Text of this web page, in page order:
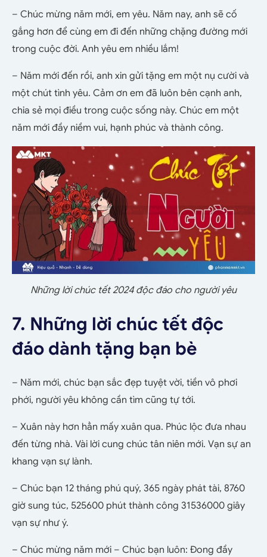
– Chúc mừng năm mới, em yêu. Năm nay, anh sẽ cố
gắng hơn để cùng em đi đến những chặng đường mới
trong cuộc đời. Anh yêu em nhiều lắm!
– Năm mới đến rồi, anh xin gửi tặng em một nụ cười và
một chút tình yêu. Cảm ơn em đã luôn bên cạnh anh,
chia sẻ mọi điều trong cuộc sống này. Chúc em một
năm mới đầy niềm vui, hạnh phúc và thành công.
Những lời chúc tết 2024 độc đáo cho người yêu
7. Những lời chúc tết độc
đáo dành tặng bạn bè
– Năm mới, chúc bạn sắc đẹp tuyệt vời, tiền vô phơi
phới, người yêu không cần tìm cũng tự tới.
– Xuân này hơn hẳn mấy xuân qua. Phúc lộc đưa nhau
đến từng nhà. Vài lời cung chúc tân niên mới. Vạn sự an
khang vạn sự lành.
– Chúc bạn 12 tháng phú quý, 365 ngày phát tài, 8760
giờ sung túc, 525600 phút thành công 31536000 giây
vạn sự như ý.
– Chúc mừng năm mới – Chúc bạn luôn: Đong đầy